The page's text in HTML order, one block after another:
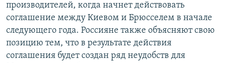
производителей, когда начнет действовать
соглашение между Киевом и Брюсселем в начале
следующего года. Россияне также объясняют свою
позицию тем, что в результате действия
соглашения будет создан ряд неудобств для